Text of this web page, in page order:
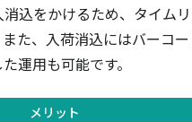
込をかけるため、タイム
た、入荷消込にはバーコ
運用も可能です。
メリット